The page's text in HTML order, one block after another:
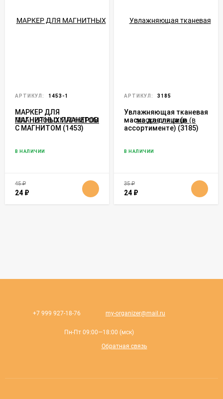
АРТИКУЛ: 1453-1
МАРКЕР ДЛЯ
МАГНИТНЫХ ПЛАНЕРОВ
С МАГНИТОМ (1453)
В НАЛИЧИИ
45₽
24 ₽
АРТИКУЛ: 3185
Увлажняющая тканевая
маска для лица (в
ассортименте) (3185)
В НАЛИЧИИ
35₽
24 ₽
+7 999 927-18-76 my-organizer@mail.ru
Пн-Пт 09:00—18:00 (мск)
Обратная связь